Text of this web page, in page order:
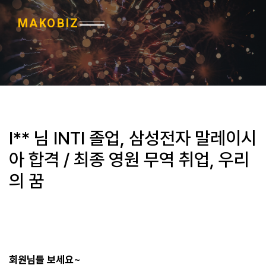
MAKOBIZ
I** 님 INTI 졸업, 삼성전자 말레이시
아 합격 / 최종 영원 무역 취업, 우리
의 꿈
회원님들 보세요~